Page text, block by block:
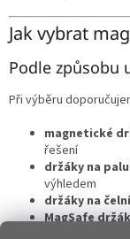
Jak vybrat
Podle způsobu
Při výběru
magnetické
řešení
držáky na
výhledem
držáky na
MagSafe